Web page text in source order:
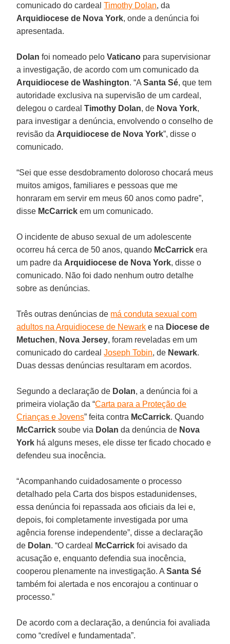
comunicado do cardealTimothy Dolan, da
Arquidiocese de Nova York, onde a denúncia foi
apresentada.
Dolan foi nomeado peloVaticano para supervisionar
a investigação, de acordo com um comunicado da
Arquidiocese de Washington. “ASanta Sé, que tem
autoridade exclusiva na supervisão de um cardeal,
delegou o cardealTimothy Dolan, de Nova York,
para investigar a denúncia, envolvendo o conselho de
revisão da Arquidiocese de Nova York”, disse o
comunicado.
“Sei que esse desdobramento doloroso chocará meus
muitos amigos, familiares e pessoas que me
honraram em servir em meus 60 anos como padre”,
disse McCarrick em um comunicado.
O incidente de abuso sexual de um adolescente
ocorreu há cerca de 50 anos, quando McCarrick era
um padre da Arquidiocese de Nova York, disse o
comunicado. Não foi dado nenhum outro detalhe
sobre as denúncias.
Três outras denúncias de má conduta sexual com
adultos na Arquidiocese de Newark e na Diocese de
Metuchen, Nova Jersey, foram reveladas em um
comunicado do cardealJoseph Tobin, de Newark.
Duas dessas denúncias resultaram em acordos.
Segundo a declaração de Dolan, a denúncia foi a
primeira violação da “Carta para a Proteção de
Crianças e Jovens” feita contra McCarrick. Quando
McCarrick soube via Dolan da denúncia de Nova
York há alguns meses, ele disse ter ficado chocado e
defendeu sua inocência.
“Acompanhando cuidadosamente o processo
detalhado pela Carta dos bispos estadunidenses,
essa denúncia foi repassada aos oficiais da lei e,
depois, foi completamente investigada por uma
agência forense independente”, disse a declaração
de Dolan. “O cardeal McCarrick foi avisado da
acusação e, enquanto defendia sua inocência,
cooperou plenamente na investigação. ASanta Sé
também foi alertada e nos encorajou a continuar o
processo.”
De acordo com a declaração, a denúncia foi avaliada
como “credível e fundamentada”.